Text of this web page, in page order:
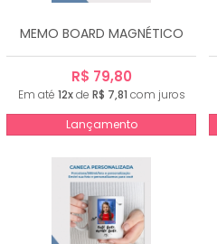
MEMO BOARD MAGNÉTICO
R$ 79,80
Em até 12xde R$ 7,81 com juros
Lançamento